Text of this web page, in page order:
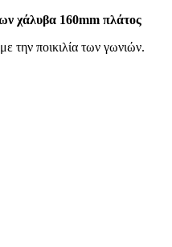
χάλυβα 160mm πλάτος
την ποικιλία των γωνιών.